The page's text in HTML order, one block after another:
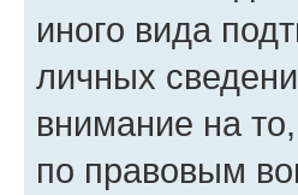
иного вида
личных
внимание на
по правовым